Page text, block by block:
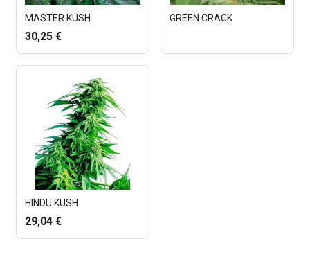
MASTER KUSH
30,25 €
GREEN CRACK
HINDU KUSH
29,04 €